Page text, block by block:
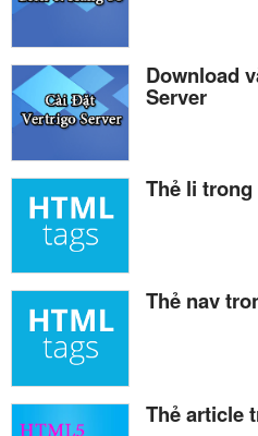
Download
Server
Thẻ li trong
Thẻ nav
Thẻ article